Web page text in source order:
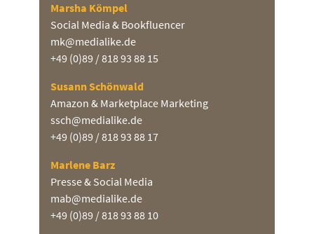
Marsha Kömpel
Social Media & Bookfluencer
mk@medialike.de
+49 (0)89 / 818 93 88 15
Susann Schönwald
Amazon & Marketplace Marketing
ssch@medialike.de
+49 (0)89 / 818 93 88 17
Marlene Barz
Presse & Social Media
mab@medialike.de
+49 (0)89 / 818 93 88 10